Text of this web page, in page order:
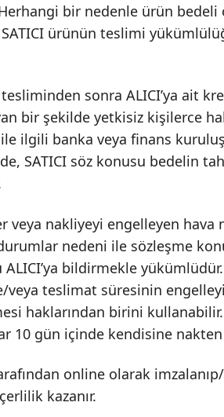
bir nedenle ürün bedeli
ürünün teslimi
sonra ALICI’ya ait
bir şekilde yetkisiz kişilerce
ilgili banka veya finans
SATICI söz konusu bedelin
veya nakliyeyi engelleyen hava
nedeni ile sözleşme
bildirmekle
teslimat süresinin
haklarından birini kullanabilir.
10 gün içinde kendisine
online olarak
kazanır.